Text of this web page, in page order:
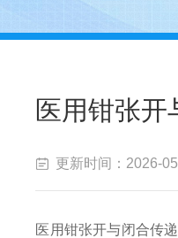
医用钳张开
更新时间：2026-
医用钳张开与闭合传